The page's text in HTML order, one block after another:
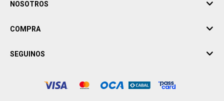
NOSOTROS
COMPRA
SEGUINOS